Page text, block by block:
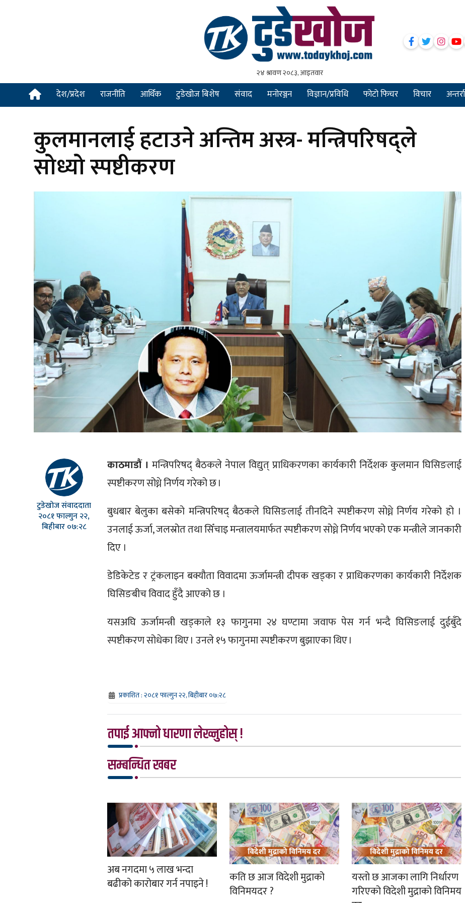
देश/प्रदेश राजनीति आर्थिक टुडेखोज बिशेष संवाद मनोरञ्जन विज्ञान/प्रविधि फोटो फिचर विचार
कुलमानलाई हटाउने अन्तिम अस्त्र- मन्त्रिपरिषद्ले
सोध्यो स्पष्टीकरण
टुडेखोज संवाददाता
२०८१ फाल्गुन २२,
बिहीबार ०७:२८
काठमाडौं । मन्त्रिपरिषद् बैठकले नेपाल विद्युत् प्राधिकरणका कार्यकारी निर्देशक कुलमान घिसिङलाई
स्पष्टीकरण सोध्ने निर्णय गरेको छ ।
बुधबार बेलुका बसेको मन्त्रिपरिषद् बैठकले घिसिङलाई तीनदिने स्पष्टीकरण सोध्ने निर्णय गरेको हो ।
उनलाई ऊर्जा, जलस्रोत तथा सिँचाइ मन्त्रालयमार्फत स्पष्टीकरण सोध्ने निर्णय भएको एक मन्त्रीले जानकारी
दिए ।
डेडिकेटेड र ट्रंकलाइन बक्यौता विवादमा ऊर्जामन्त्री दीपक खड्का र प्राधिकरणका कार्यकारी निर्देशक
घिसिङबीच विवाद हुँदै आएको छ ।
यसअघि ऊर्जामन्त्री खड्काले १३ फागुनमा २४ घण्टामा जवाफ पेस गर्न भन्दै घिसिङलाई दुईबुँदे
स्पष्टीकरण सोधेका थिए । उनले १५ फागुनमा स्पष्टीकरण बुझाएका थिए ।
प्रकाशित : २०८१ फाल्गुन २२, बिहीबार ०७:२८
तपाई आफ्नो धारणा लेख्नुहोस् !
सम्बन्धित खबर
अब नगदमा ५ लाख भन्दा
बढीको कारोबार गर्न नपाइने !
कति छ आज विदेशी मुद्राको
विनिमयदर ?
यस्तो छ आजका लागि निर्धारण
गरिएको विदेशी मुद्राको विनिमय